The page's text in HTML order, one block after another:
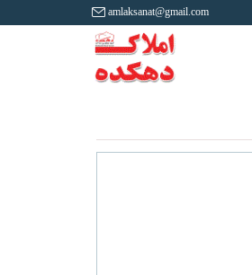
amlaksanat@gmail.com